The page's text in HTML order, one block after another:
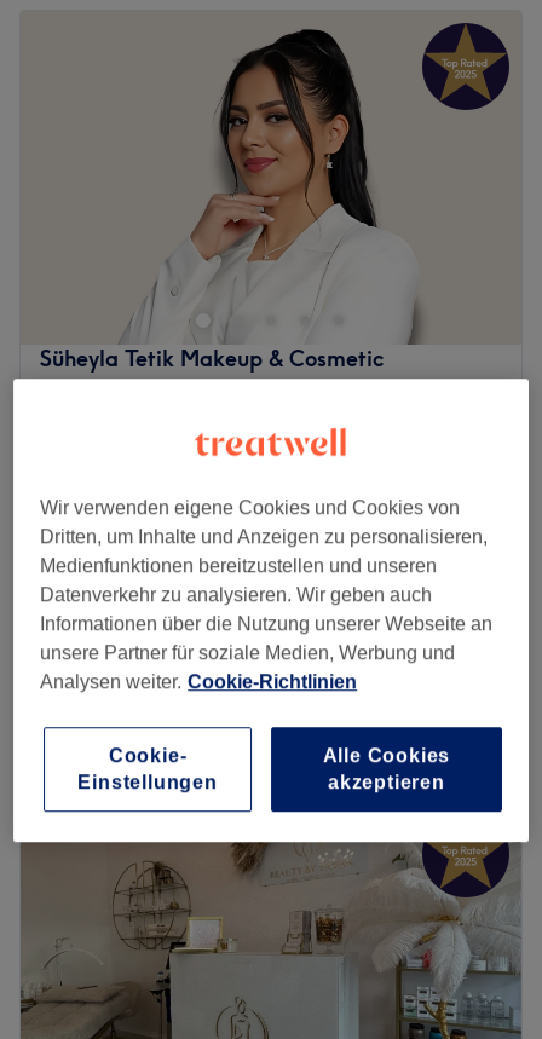
Süheyla Tetik Makeup & Cosmetic
5,0
1079 Bewertungen
1 Std.
Spare bis zu 10%
Gesichtsbehandlung - Aquafacial
& Reinigung
1 Std. 30 Min.
ab134,10 €
Spare bis zu 10%
Gesichtsbehandlung - Aquafacial
1 Std.
Montag 10:00–18:00
Dienstag
10:00–18:00
Mittwoch
10:00–18:00
Donnerstag
10:00–18:00
Freitag
18:00
Samstag
10:00–18:00
Sonntag
Geschlossen
Aufgepasst, ein echter Geheimtipp ist das Kosmetikstudio
Wir verwenden eigene Cookies und Cookies von
Dritten, um Inhalte und Anzeigen zu personalisieren,
Medienfunktionen bereitzustellen und unseren
Datenverkehr zu analysieren. Wir geben auch
Informationen über die Nutzung unserer Webseite an
unsere Partner für soziale Medien, Werbung und
Analysen weiter. Cookie-Richtlinien
Cookie-
Einstellungen
Alle Cookies
akzeptieren